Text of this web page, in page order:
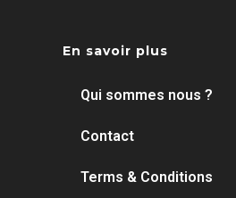
En savoir plus
Qui sommes nous ?
Contact
Terms & Conditions